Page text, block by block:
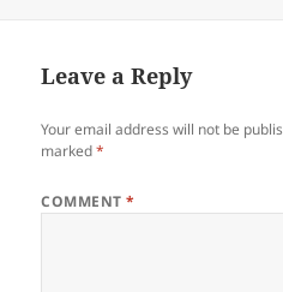
Leave a Reply
Your email address will not be
marked*
COMMENT*